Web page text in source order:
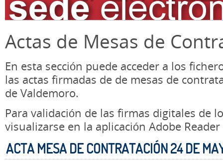
Actas de Mesas de
En esta sección puede acceder a los
las actas firmadas de de mesas de
de Valdemoro.
Para validación de las firmas digitales de
visualizarse en la aplicación Adobe Reader
ACTA MESA DE CONTRATACIÓN 24 DE